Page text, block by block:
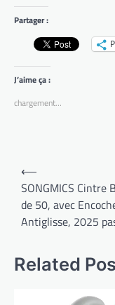
Partager :
J’aime ça :
chargement…
Navigation
de
l’article
⟵
SONGMICS Cintre
de 50, avec
Antiglisse, 2025
Related